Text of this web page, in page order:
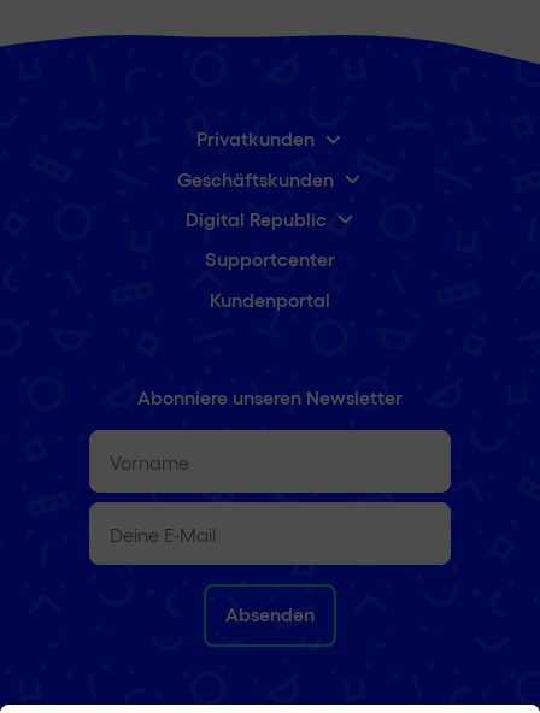
Privatkunden
Geschäftskunden
Digital Republic
Supportcenter
Kundenportal
Abonniere unseren Newsletter
Vorname
E-
Mail(erforderlich)